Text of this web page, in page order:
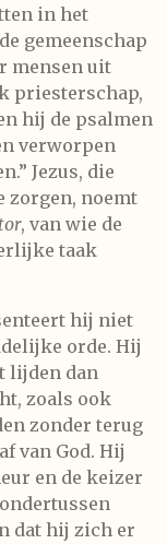
in het
gemeenschap
mensen uit
priesterschap,
hij de psalmen
verworpen
Jezus, die
zorgen, noemt
, van wie de
taak
hij niet
orde. Hij
lijden dan
zoals ook
zonder terug
van God. Hij
en de keizer
dat hij zich er